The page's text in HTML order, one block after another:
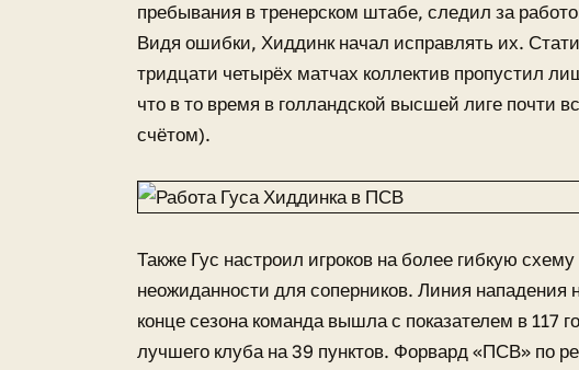
пребывания в тренерском штабе, следил за
Видя ошибки, Хиддинк начал исправлять их.
тридцати четырёх матчах коллектив пропустил
что в то время в голландской высшей лиге почти
счётом).
Также Гус настроил игроков на более гибкую
неожиданности для соперников. Линия нападения
конце сезона команда вышла с показателем в 117
лучшего клуба на 39 пунктов. Форвард «ПСВ» по